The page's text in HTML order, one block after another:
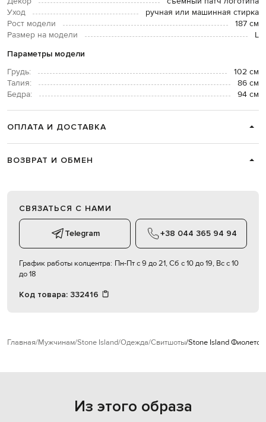
Уход
ручная или машинная стирка
Рост модели
187 см
Размер на модели
L
Параметры модели
Грудь:
102 см
Талия:
86 см
Бедра:
94 см
ОПЛАТА И ДОСТАВКА
ВОЗВРАТ И ОБМЕН
СВЯЗАТЬСЯ С НАМИ
Telegram +38 044 365 94 94
График работы колцентра: Пн-Пт с 9 до 21, Сб с 10 до 19, Вс с 10
до 18
Код товара: 332416
Главная Мужчинам Stone Island Одежда Свитшоты Stone Island
Из этого образа